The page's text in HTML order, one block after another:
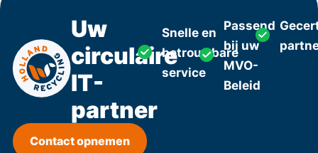
Uw
circulaire
IT-
partner
Snelle en
betrouwbare
service
Passend
bij uw
MVO-
Beleid
Contact opnemen